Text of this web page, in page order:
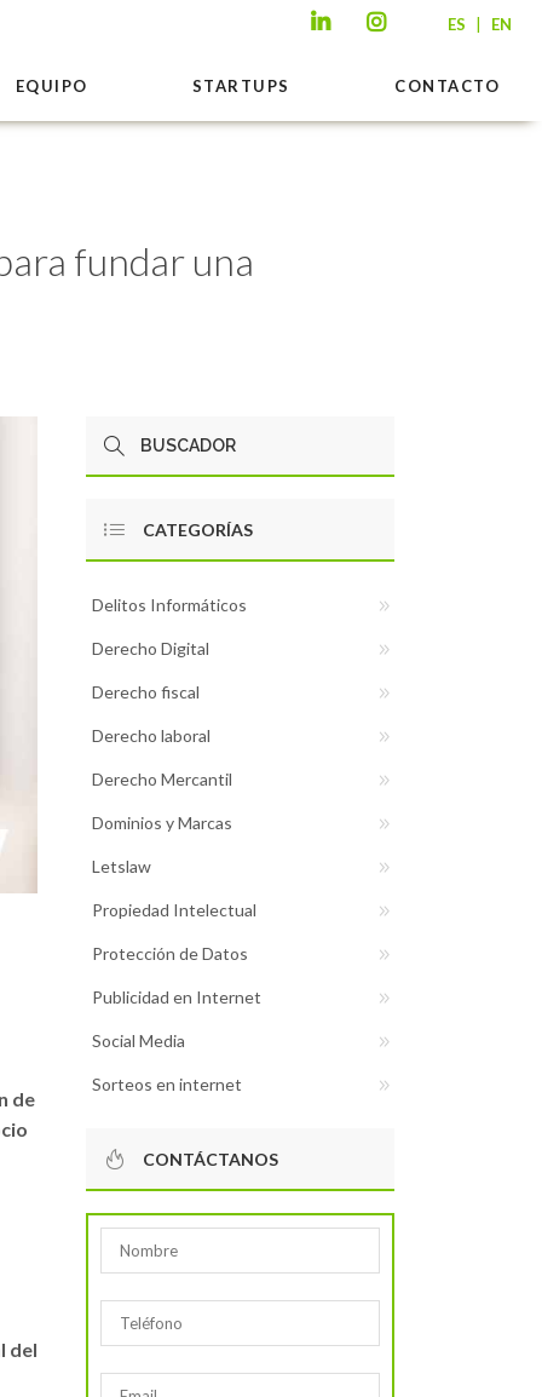
ES | EN
EQUIPO STARTUPS CONTACTO
fundar una
de
del
CATEGORÍAS
Delitos Informáticos
Derecho Digital
Derecho fiscal
Derecho laboral
Derecho Mercantil
Dominios y Marcas
Letslaw
Propiedad Intelectual
Protección de Datos
Publicidad en Internet
Social Media
Sorteos en internet
CONTÁCTANOS